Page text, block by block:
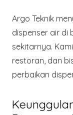
Argo Teknik
dispenser air di
sekitarnya.
restoran, dan
perbaikan